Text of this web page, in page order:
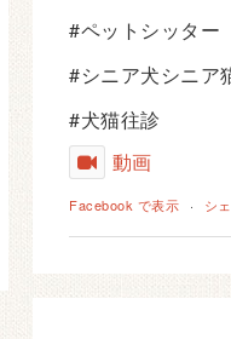
#ペットシッター
#シニア犬シニア
#犬猫往診
動画
Facebook で表示 · シ